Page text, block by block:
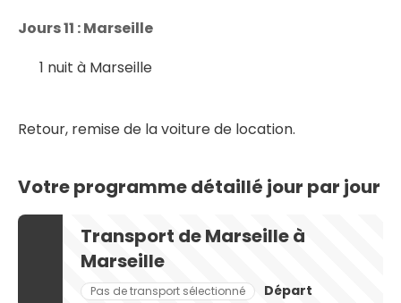
Jours 11 : Marseille
1 nuit à Marseille
Retour, remise de la voiture de location.
Votre programme détaillé jour par jour
Transport de Marseille à
Marseille
Pas de transport sélectionné Départ